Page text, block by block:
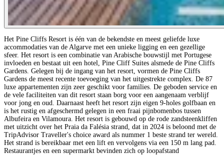
Het Pine Cliffs Resort is één van de bekendste en meest geliefde luxe
accommodaties van de Algarve met een unieke ligging en een gezellige
sfeer. Het resort is een combinatie van Arabische bouwstijl met Portugese
invloeden en bestaat uit een hotel, Pine Cliff Suites alsmede de Pine Cliffs
Gardens. Gelegen bij de ingang van het resort, vormen de Pine Cliffs
Gardens de meest recente toevoeging van het uitgestrekte complex. De 87
luxe appartementen zijn zeer geschikt voor families. De geboden service en
de vele faciliteiten van dit resort staan borg voor een aangenaam verblijf
voor jong en oud. Daarnaast heeft het resort zijn eigen 9-holes golfbaan en
is het rustig en afgeschermd gelegen in een fraai pijnbomenbos tussen
Albufeira en Vilamoura. Het resort is gebouwd op de rode zandsteenkliffen
met uitzicht over het Praia da Falésia strand, dat in 2024 is beloond met de
TripAdvisor Traveller's choice award als nummer 1 beste strand ter wereld.
Het strand is bereikbaar met een lift en vervolgens via een 150 m lang pad.
Restaurantjes en een supermarkt bevinden zich op loopafstand